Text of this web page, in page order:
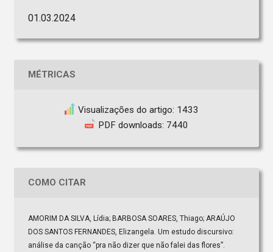
01.03.2024
MÉTRICAS
Visualizações do artigo: 1433
PDF downloads: 7440
COMO CITAR
AMORIM DA SILVA, Lídia; BARBOSA SOARES, Thiago; ARAÚJO
DOS SANTOS FERNANDES, Elizangela. Um estudo discursivo:
análise da canção “pra não dizer que não falei das flores”.